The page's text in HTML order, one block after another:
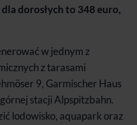
dorosłych to 348 euro,
w jednym z
z tarasami
9, Garmischer Haus
stacji Alpspitzbahn.
lodowisko, aquapark oraz